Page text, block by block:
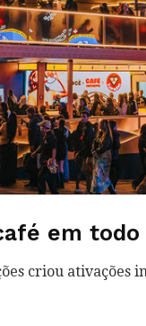
em
criou